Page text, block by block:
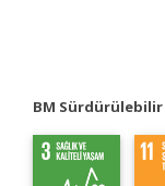
BM Sürdürülebilir